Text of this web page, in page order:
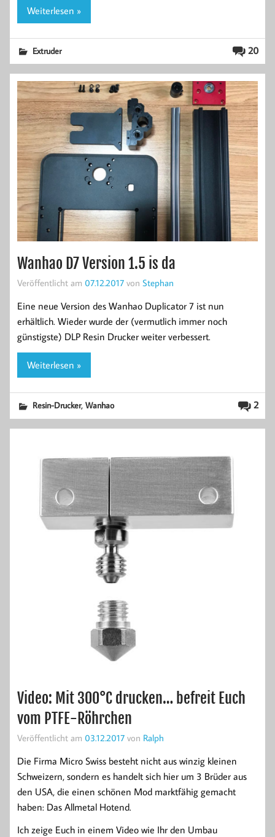
Weiterlesen »
20
Extruder
Wanhao D7 Version 1.5 is da
Veröffentlicht am 07.12.2017 von Stephan
Eine neue Version des Wanhao Duplicator 7 ist nun
erhältlich. Wieder wurde der (vermutlich immer noch
günstigste) DLP Resin Drucker weiter verbessert.
Weiterlesen »
2
Resin-Drucker,Wanhao
Video: Mit 300°C drucken… befreit Euch
vom PTFE-Röhrchen
Veröffentlicht am 03.12.2017 von Ralph
Die Firma Micro Swiss besteht nicht aus winzig kleinen
Schweizern, sondern es handelt sich hier um 3 Brüder aus
den USA, die einen schönen Mod marktfähig gemacht
haben: Das Allmetal Hotend.
Ich zeige Euch in einem Video wie Ihr den Umbau